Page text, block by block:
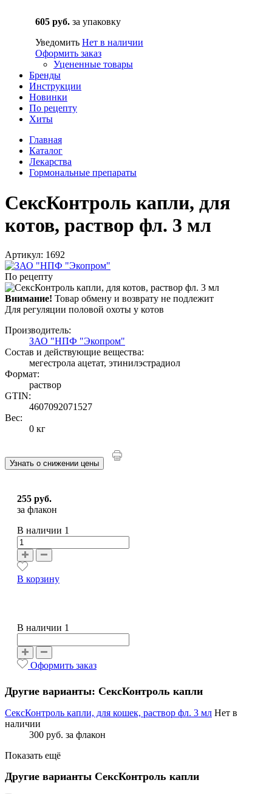
605 руб. за упаковку
Уведомить Нет в наличии
Оформить заказ
Уцененные товары
Бренды
Инструкции
Новинки
По рецепту
Хиты
Главная
Каталог
Лекарства
Гормональные препараты
СексКонтроль капли, для
котов, раствор фл. 3 мл
Артикул: 1692
По рецепту
Внимание! Товар обмену и возврату не подлежит
Для регуляции половой охоты у котов
Производитель:
ЗАО "НПФ "Экопром"
Состав и действующие вещества:
мегестрола ацетат, этинилэстрадиол
Формат:
раствор
GTIN:
4607092071527
Вес:
0 кг
Узнать о снижении цены
255 руб.
за флакон
В наличии 1
В корзину
В наличии 1
Оформить заказ
Другие варианты: СексКонтроль капли
СексКонтроль капли, для кошек, раствор фл. 3 мл Нет в
наличии
300 руб. за флакон
Показать ещё
Другие варианты СексКонтроль капли